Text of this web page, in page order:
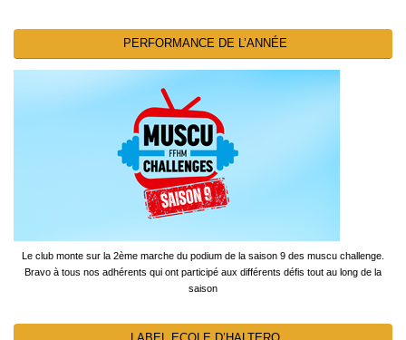
PERFORMANCE DE L’ANNÉE
Le club monte sur la 2ème marche du podium de la saison 9 des muscu challenge.
Bravo à tous nos adhérents qui ont participé aux différents défis tout au long de la
saison